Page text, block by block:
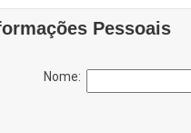
Pessoais
Nome: